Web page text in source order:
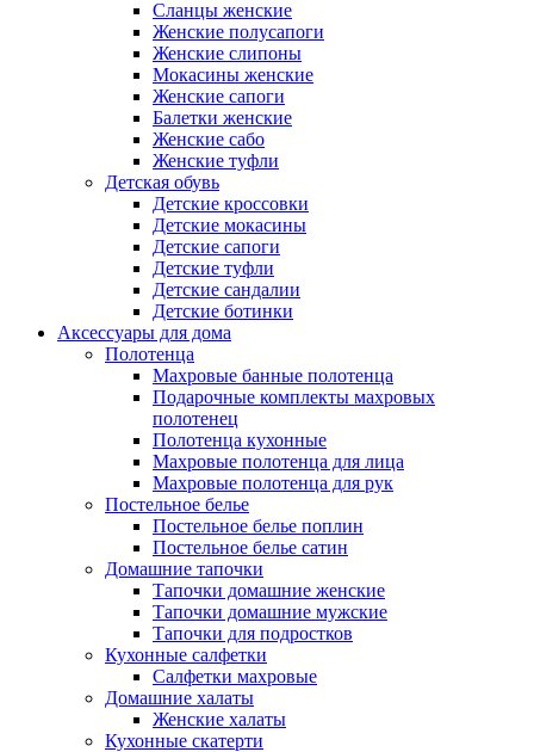
Сланцы женские
Женские полусапоги
Женские слипоны
Мокасины женские
Женские сапоги
Балетки женские
Женские сабо
Женские туфли
Детская обувь
Детские кроссовки
Детские мокасины
Детские сапоги
Детские туфли
Детские сандалии
Детские ботинки
Аксессуары для дома
Полотенца
Махровые банные полотенца
Подарочные комплекты махровых
полотенец
Полотенца кухонные
Махровые полотенца для лица
Махровые полотенца для рук
Постельное белье
Постельное белье поплин
Постельное белье сатин
Домашние тапочки
Тапочки домашние женские
Тапочки домашние мужские
Тапочки для подростков
Кухонные салфетки
Салфетки махровые
Домашние халаты
Женские халаты
Кухонные скатерти